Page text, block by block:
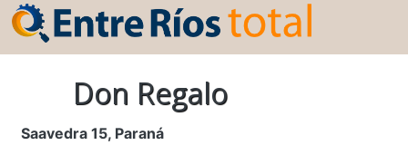
Don Regalo
Saavedra 15, Paraná